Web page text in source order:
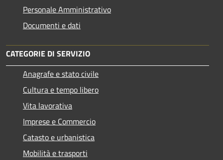
Personale Amministrativo
Documenti e dati
CATEGORIE DI SERVIZIO
Anagrafe e stato civile
Cultura e tempo libero
Vita lavorativa
Imprese e Commercio
Catasto e urbanistica
Mobilità e trasporti